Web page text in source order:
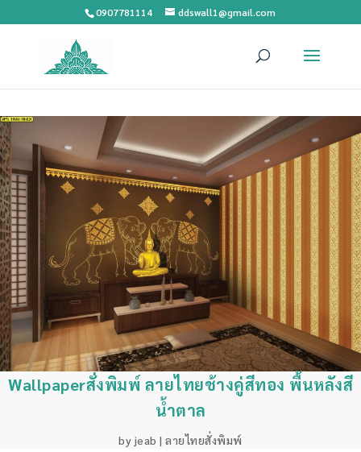
0907781114 ddswall1@gmail.com
Wallpaperสั่งพิมพ์ ลายไทยช้างคู่สีทอง พื้นหลังสี
น้ำตาล
by jeab |ลายไทยสั่งพิมพ์